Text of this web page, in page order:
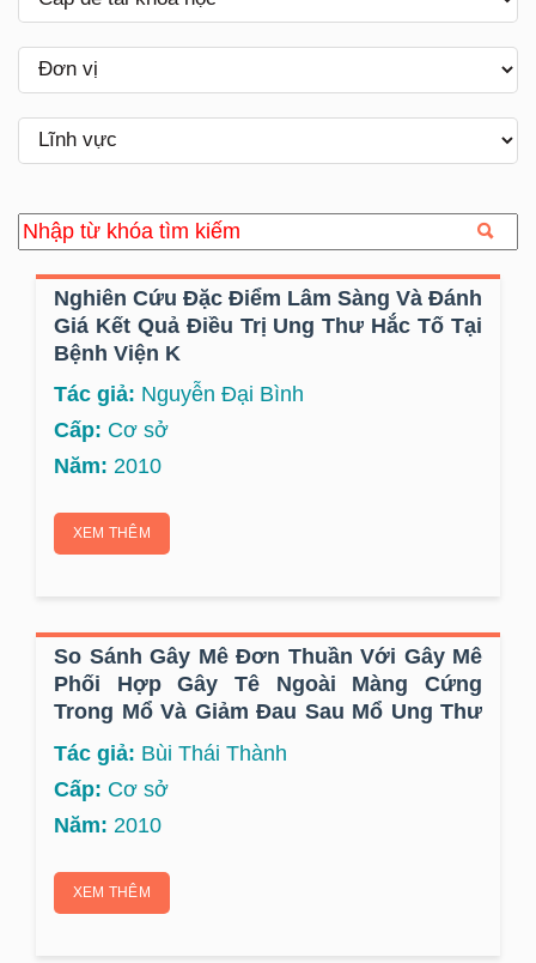
Nghiên Cứu Đặc Điểm Lâm Sàng Và Đánh
Giá Kết Quả Điều Trị Ung Thư Hắc Tố Tại
Bệnh Viện K
Tác giả: Nguyễn Đại Bình
Cấp: Cơ sở
Năm: 2010
XEM THÊM
So Sánh Gây Mê Đơn Thuần Với Gây Mê
Phối Hợp Gây Tê Ngoài Màng Cứng
Trong Mổ Và Giảm Đau Sau Mổ Ung Thư
Tiêu Hóa
Tác giả: Bùi Thái Thành
Cấp: Cơ sở
Năm: 2010
XEM THÊM